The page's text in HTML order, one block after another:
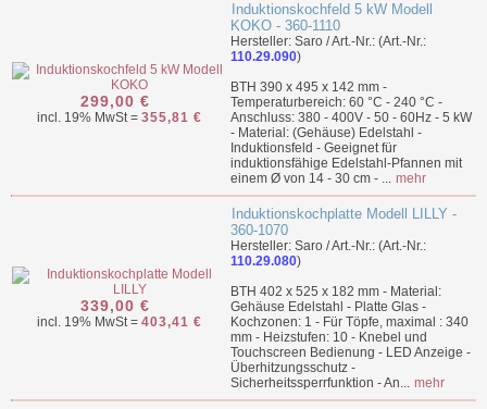
299,00 €
incl. 19% MwSt = 355,81 €
Induktionskochfeld 5 kW Modell
KOKO - 360-1110
Hersteller: Saro / Art.-Nr.: (Art.-Nr.:
110.29.090)
BTH 390 x 495 x 142 mm -
Temperaturbereich: 60 °C - 240 °C -
Anschluss: 380 - 400V - 50 - 60Hz - 5 kW
- Material: (Gehäuse) Edelstahl -
Induktionsfeld - Geeignet für
induktionsfähige Edelstahl-Pfannen mit
einem Ø von 14 - 30 cm - ... mehr
339,00 €
incl. 19% MwSt = 403,41 €
Induktionskochplatte Modell LILLY -
360-1070
Hersteller: Saro / Art.-Nr.: (Art.-Nr.:
110.29.080)
BTH 402 x 525 x 182 mm - Material:
Gehäuse Edelstahl - Platte Glas -
Kochzonen: 1 - Für Töpfe, maximal : 340
mm - Heizstufen: 10 - Knebel und
Touchscreen Bedienung - LED Anzeige -
Überhitzungsschutz -
Sicherheitssperrfunktion - An... mehr